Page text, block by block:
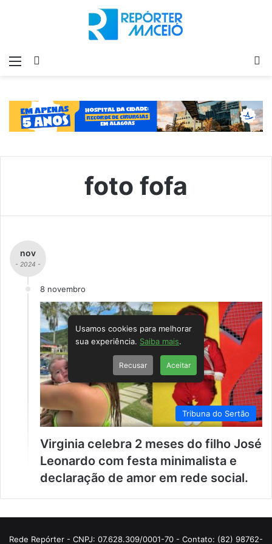
Menu
foto fofa
nov
- 2024 -
8 novembro
Tribuna do Sertão
Virginia celebra 2 meses do filho José
Leonardo com festa minimalista e
declaração de amor em rede social.
Rede Repórter - CNPJ: 07.628.309/0001-70 - Contato: (82) 98762-
Usamos cookies para melhorar
sua experiência. Saiba mais.
Recusar Aceitar